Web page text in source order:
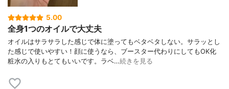
5.00
全身1つのオイルで大丈夫
オイルはサラサラした感じで体に塗ってもベタベタしない。サラッとし
た感じで使いやすい！顔に使うなら、ブースター代わりにしてもOK化
粧水の入りもとてもいいです。ラベ…続きを見る